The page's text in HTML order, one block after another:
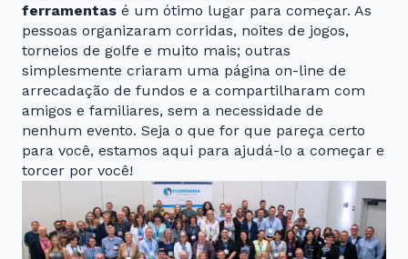
ferramentas é um ótimo lugar para começar. As
pessoas organizaram corridas, noites de jogos,
torneios de golfe e muito mais; outras
simplesmente criaram uma página on-line de
arrecadação de fundos e a compartilharam com
amigos e familiares, sem a necessidade de
nenhum evento. Seja o que for que pareça certo
para você, estamos aqui para ajudá-lo a começar e
torcer por você!